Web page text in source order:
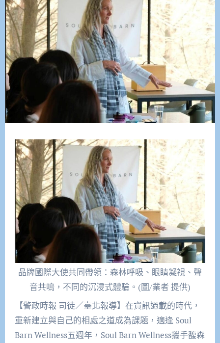
品牌國際大使共同帶領：森林呼吸、眼睛凝視、聲
音共鳴，不同的沉浸式體驗。(圖/業者 提供)
【警政時報 司徒／臺北報導】在資訊過載的時代，
重新建立與自己的相處之道成為課題，適逢 Soul
Barn Wellness五週年，Soul Barn Wellness攜手馥森